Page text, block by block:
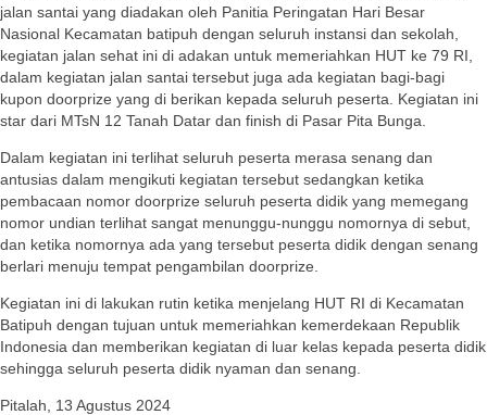
jalan santai yang diadakan oleh Panitia Peringatan Hari Besar
Nasional Kecamatan batipuh dengan seluruh instansi dan sekolah,
kegiatan jalan sehat ini di adakan untuk memeriahkan HUT ke 79 RI,
dalam kegiatan jalan santai tersebut juga ada kegiatan bagi-bagi
kupon doorprize yang di berikan kepada seluruh peserta. Kegiatan ini
star dari MTsN 12 Tanah Datar dan finish di Pasar Pita Bunga.
Dalam kegiatan ini terlihat seluruh peserta merasa senang dan
antusias dalam mengikuti kegiatan tersebut sedangkan ketika
pembacaan nomor doorprize seluruh peserta didik yang memegang
nomor undian terlihat sangat menunggu-nunggu nomornya di sebut,
dan ketika nomornya ada yang tersebut peserta didik dengan senang
berlari menuju tempat pengambilan doorprize.
Kegiatan ini di lakukan rutin ketika menjelang HUT RI di Kecamatan
Batipuh dengan tujuan untuk memeriahkan kemerdekaan Republik
Indonesia dan memberikan kegiatan di luar kelas kepada peserta didik
sehingga seluruh peserta didik nyaman dan senang.
Pitalah, 13 Agustus 2024